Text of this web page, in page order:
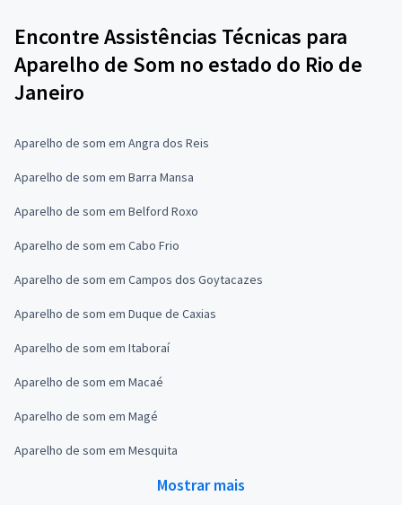
Encontre Assistências Técnicas para
Aparelho de Som no estado do Rio de
Janeiro
Aparelho de som em Angra dos Reis
Aparelho de som em Barra Mansa
Aparelho de som em Belford Roxo
Aparelho de som em Cabo Frio
Aparelho de som em Campos dos Goytacazes
Aparelho de som em Duque de Caxias
Aparelho de som em Itaboraí
Aparelho de som em Macaé
Aparelho de som em Magé
Aparelho de som em Mesquita
Mostrar mais